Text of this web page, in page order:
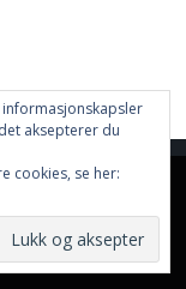
the site, you are
aksepterer du
cookies, se her: